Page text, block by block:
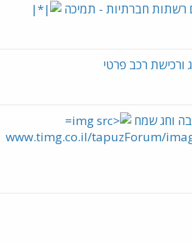
רשתות חברתיות - תמיכה
ורכישת רכב פרטי
וחג שמח
/www.timg.co.il/tapuzForum/